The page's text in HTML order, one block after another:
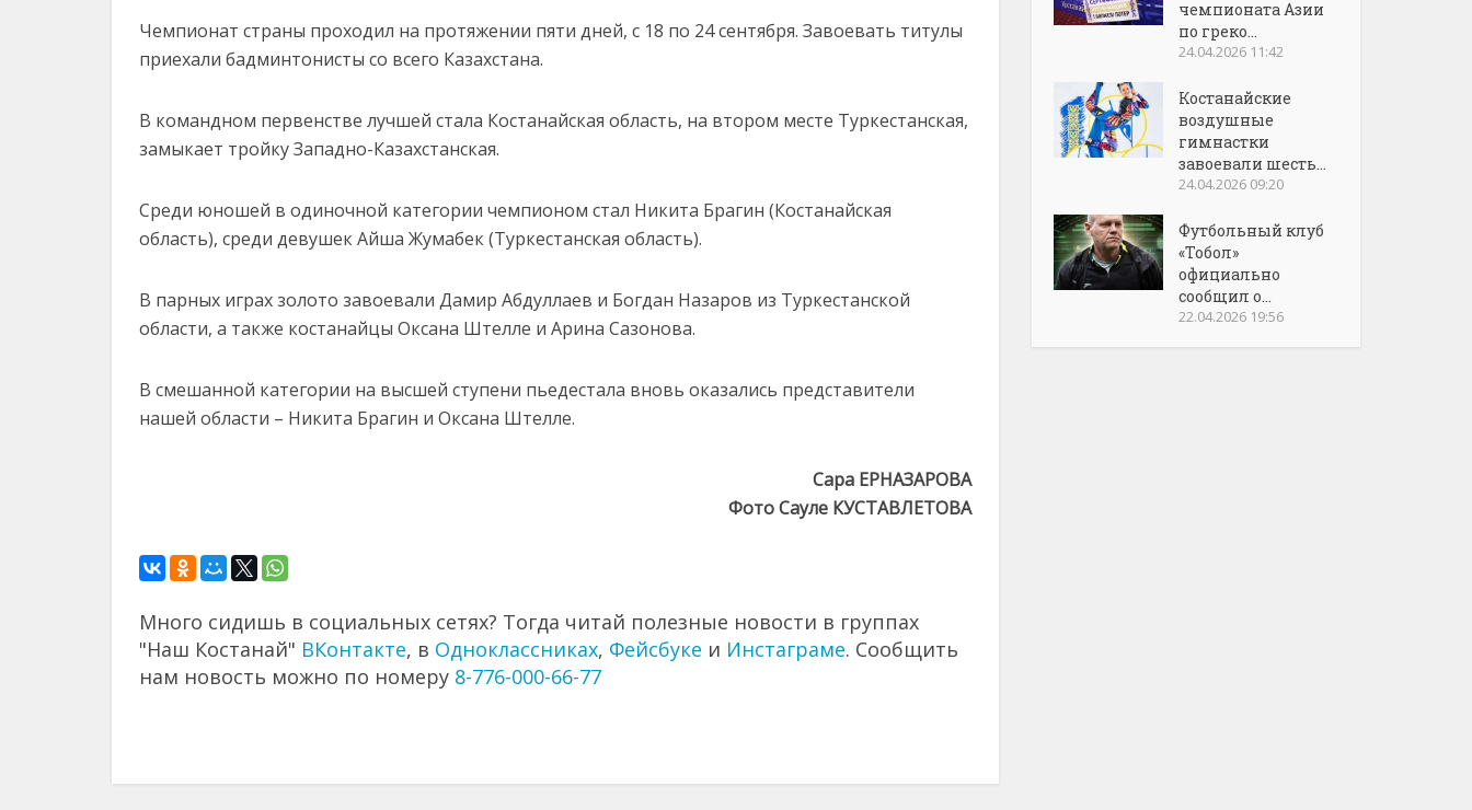
Чемпионат страны проходил на протяжении пяти дней, с 18 по 24 сентября. Завоевать титулы
приехали бадминтонисты со всего Казахстана.
В командном первенстве лучшей стала Костанайская область, на втором месте Туркестанская,
замыкает тройку Западно-Казахстанская.
Среди юношей в одиночной категории чемпионом стал Никита Брагин (Костанайская
область), среди девушек Айша Жумабек (Туркестанская область).
В парных играх золото завоевали Дамир Абдуллаев и Богдан Назаров из Туркестанской
области, а также костанайцы Оксана Штелле и Арина Сазонова.
В смешанной категории на высшей ступени пьедестала вновь оказались представители
нашей области – Никита Брагин и Оксана Штелле.
Сара ЕРНАЗАРОВА
Фото Сауле КУСТАВЛЕТОВА
Много сидишь в социальных сетях? Тогда читай полезные новости в группах
"Наш Костанай" ВКонтакте, в Одноклассниках, Фейсбуке и Инстаграме. Сообщить
нам новость можно по номеру 8-776-000-66-77
чемпионата Азии
по греко...
24.04.2026 11:42
Костанайские
воздушные
гимнастки
завоевали шесть...
24.04.2026 09:20
Футбольный клуб
«Тобол»
официально
сообщил о...
22.04.2026 19:56